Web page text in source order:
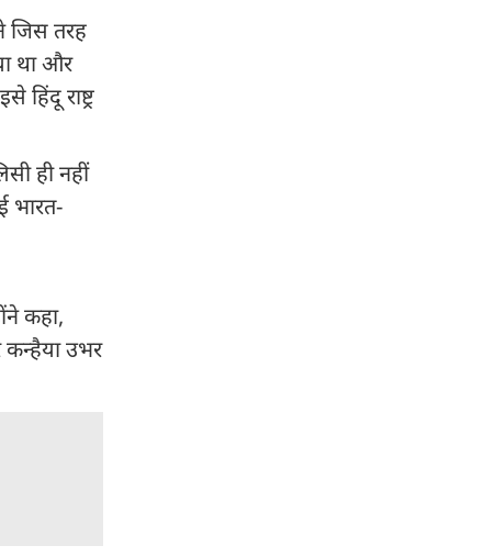
जिस तरह
था और
राष्ट्र
ही नहीं
भारत-
कहा,
उभर